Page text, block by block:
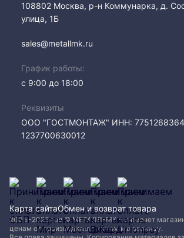
108802​ Москва, р-н Коммунарка, д.
улица, 1Б
sales@metallmk.ru
График работы:
с 9:00 до 18:00
Реквизиты
ООО "ГОСТМОНТАЖ" ИНН:
1237700630012
2005−2026 год © МЕТАЛЛ-МК - интернет
ценам от производителя, оптом и в розницу.
Карта сайтаОбмен и возврат товара